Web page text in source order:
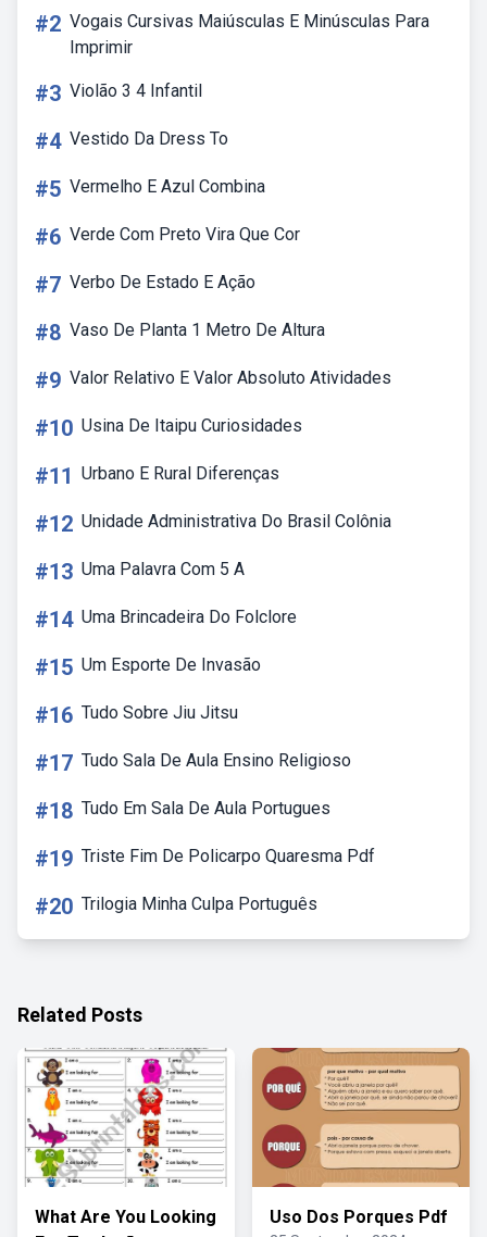
#2 Vogais Cursivas Maiúsculas E Minúsculas Para
Imprimir
#3 Violão 3 4 Infantil
#4 Vestido Da Dress To
#5 Vermelho E Azul Combina
#6 Verde Com Preto Vira Que Cor
#7 Verbo De Estado E Ação
#8 Vaso De Planta 1 Metro De Altura
#9 Valor Relativo E Valor Absoluto Atividades
#10 Usina De Itaipu Curiosidades
#11 Urbano E Rural Diferenças
#12 Unidade Administrativa Do Brasil Colônia
#13 Uma Palavra Com 5 A
#14 Uma Brincadeira Do Folclore
#15 Um Esporte De Invasão
#16 Tudo Sobre Jiu Jitsu
#17 Tudo Sala De Aula Ensino Religioso
#18 Tudo Em Sala De Aula Portugues
#19 Triste Fim De Policarpo Quaresma Pdf
#20 Trilogia Minha Culpa Português
Related Posts
What Are You Looking
Uso Dos Porques Pdf